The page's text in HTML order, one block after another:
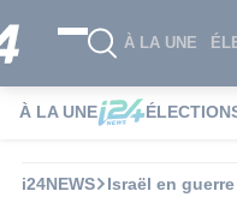
À LA UNE
À LA UNE
i24NEWS Israël en guerre